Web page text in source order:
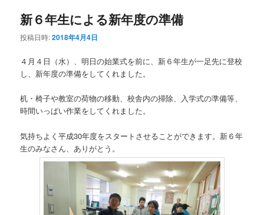
新６年生による新年度の準備
投稿日時:2018年4月4日
４月４日（水）、明日の始業式を前に、新６年生が一足先に登校
し、新年度の準備をしてくれました。
机・椅子や教室の荷物の移動、校舎内の掃除、入学式の準備等、
時間いっぱい作業をしてくれました。
気持ちよく平成30年度をスタートさせることができます。新６年
生のみなさん、ありがとう。